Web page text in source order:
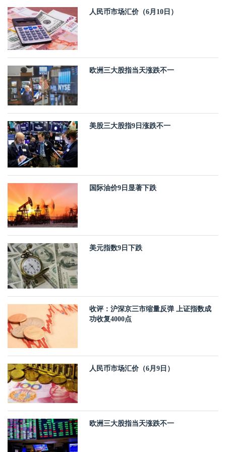
人民币市场汇价（6月10日）
欧洲三大股指当天涨跌不一
美股三大股指9日涨跌不一
国际油价9日显著下跌
美元指数9日下跌
收评：沪深京三市缩量反弹 上证指数成
功收复4000点
人民币市场汇价（6月9日）
欧洲三大股指当天涨跌不一